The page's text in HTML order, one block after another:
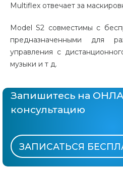
Multiflex отвечает за
Model S2 совместимы с
предназначенными для
управления с
музыки и т д.
Запишитесь на
консультацию
ЗАПИСАТЬСЯ